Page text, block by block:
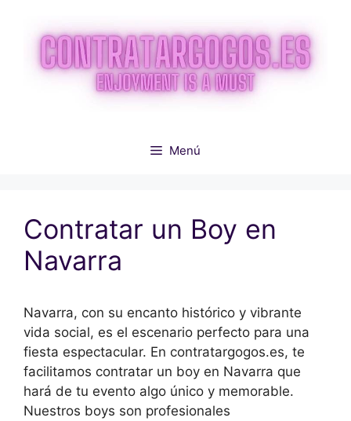
contenido
Menú
Contratar un Boy en
Navarra
Navarra, con su encanto histórico y vibrante
vida social, es el escenario perfecto para una
fiesta espectacular. En contratargogos.es, te
facilitamos contratar un boy en Navarra que
hará de tu evento algo único y memorable.
Nuestros boys son profesionales